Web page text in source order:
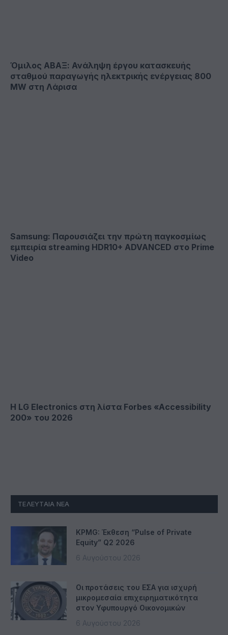
Όμιλος ΑΒΑΞ: Ανάληψη έργου κατασκευής
σταθμού παραγωγής ηλεκτρικής ενέργειας 800
ΜW στη Λάρισα
Samsung: Παρουσιάζει την πρώτη παγκοσμίως
εμπειρία streaming HDR10+ ADVANCED στο Prime
Video
Η LG Electronics στη λίστα Forbes «Accessibility
200» του 2026
ΤΕΛΕΥΤΑΊΑ ΝΈΑ
KPMG: Έκθεση “Pulse of Private
Equity” Q2 2026
6 Αυγούστου 2026
Οι προτάσεις του ΕΣΑ για ισχυρή
μικρομεσαία επιχειρηματικότητα
στον Υφυπουργό Οικονομικών
6 Αυγούστου 2026